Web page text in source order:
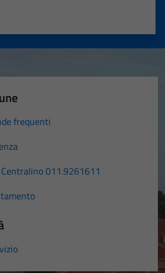
5 stelle su 5
su 5
su 5
5
frequenti
011.9261611